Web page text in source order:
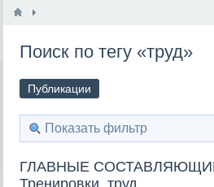
Поиск по тегу «труд»
Публикации
Показать фильтр
ГЛАВНЫЕ
Тренировки, труд